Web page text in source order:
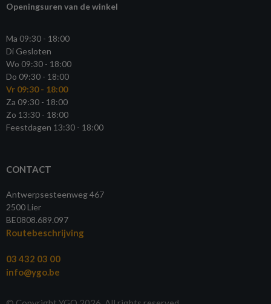
Openingsuren van de winkel
Ma 09:30 - 18:00
Di Gesloten
Wo 09:30 - 18:00
Do 09:30 - 18:00
Vr 09:30 - 18:00
Za 09:30 - 18:00
Zo 13:30 - 18:00
Feestdagen 13:30 - 18:00
CONTACT
Antwerpsesteenweg 467
2500 Lier
BE0808.689.097
Routebeschrijving
03 432 03 00
info@ygo.be